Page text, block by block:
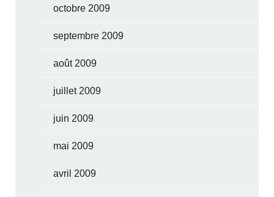
octobre 2009
septembre 2009
août 2009
juillet 2009
juin 2009
mai 2009
avril 2009